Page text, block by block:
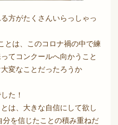
方がたくさんいらっしゃっ
とは、このコロナ禍の中で練
てコンクールへ向かうこと
変なことだったろうか
た！
は、大きな自信にして欲し
を信じたことの積み重ねだ